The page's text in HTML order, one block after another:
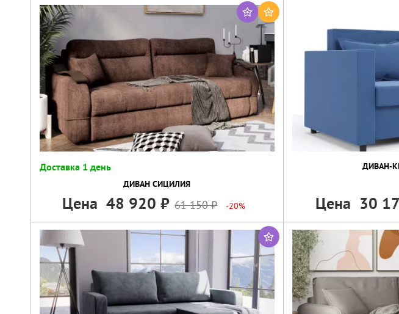
Доставка 1 день
ДИВАН СИЦИЛИЯ
Цена 48 920 61 150 -20%
ДИВАН-
Цена 30